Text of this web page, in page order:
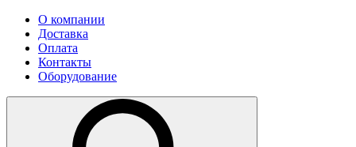
О компании
Доставка
Оплата
Контакты
Оборудование